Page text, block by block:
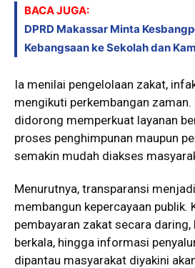
BACA JUGA:
DPRD Makassar Minta
Kebangsaan ke Sekolah dan
Ia menilai pengelolaan zakat,
mengikuti perkembangan zaman.
didorong memperkuat layanan
proses penghimpunan maupun
semakin mudah diakses
Menurutnya, transparansi
membangun kepercayaan publik.
pembayaran zakat secara daring,
berkala, hingga informasi
dipantau masyarakat diyakini